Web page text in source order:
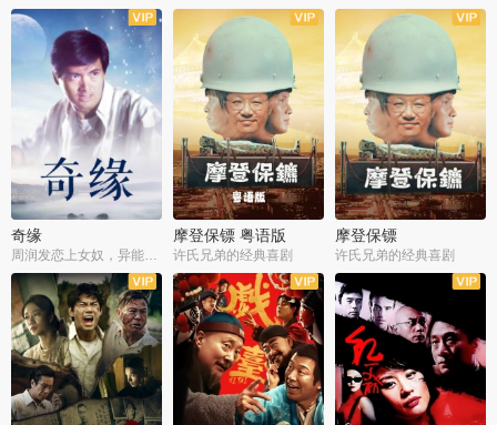
奇缘
周润发恋上女奴，异能护体战邪派
摩登保镖 粤语版
许氏兄弟的经典喜剧
摩登保镖
许氏兄弟的经典喜剧